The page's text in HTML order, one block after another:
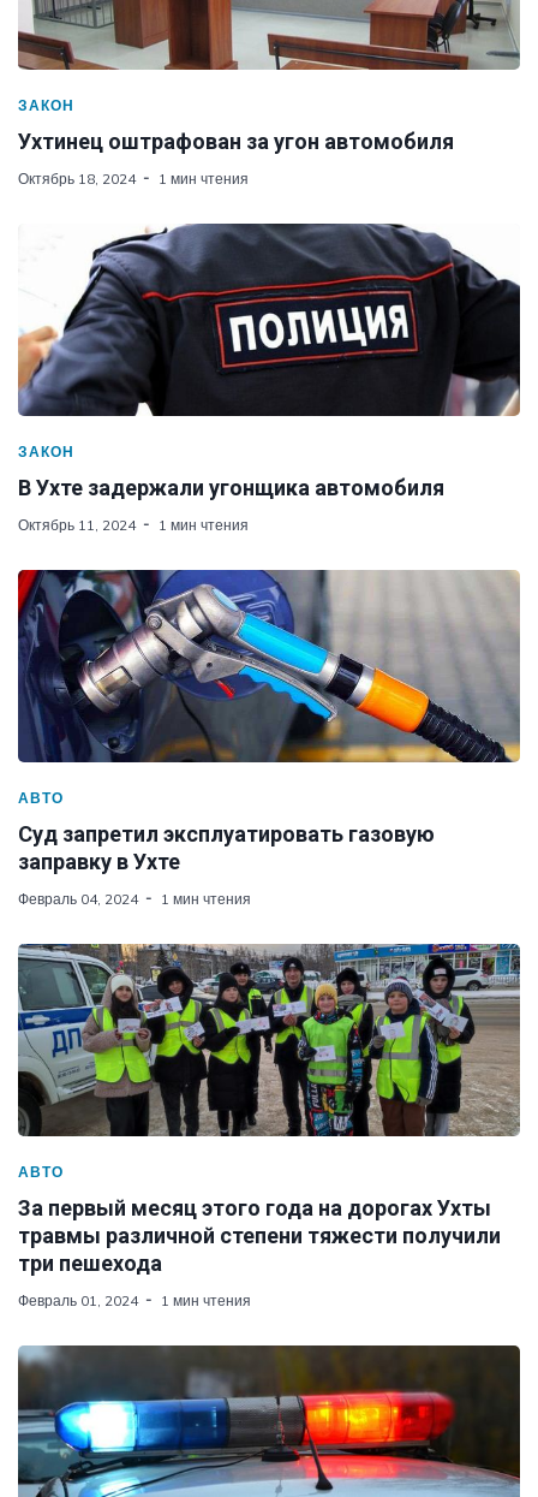
ЗАКОН
Ухтинец оштрафован за угон автомобиля
Октябрь 18, 2024 1 мин чтения
ЗАКОН
В Ухте задержали угонщика автомобиля
Октябрь 11, 2024 1 мин чтения
АВТО
Суд запретил эксплуатировать газовую
заправку в Ухте
Февраль 04, 2024 1 мин чтения
АВТО
За первый месяц этого года на дорогах Ухты
травмы различной степени тяжести получили
три пешехода
Февраль 01, 2024 1 мин чтения